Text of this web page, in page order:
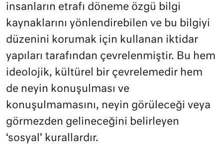
insanların etrafı döneme özgü bilgi
kaynaklarını yönlendirebilen ve bu bilgiyi
düzenini korumak için kullanan iktidar
yapıları tarafından çevrelenmiştir. Bu hem
ideolojik, kültürel bir çevrelemedir hem
de neyin konuşulması ve
konuşulmamasını, neyin görüleceği veya
görmezden gelineceğini belirleyen
‘sosyal’ kurallardır.